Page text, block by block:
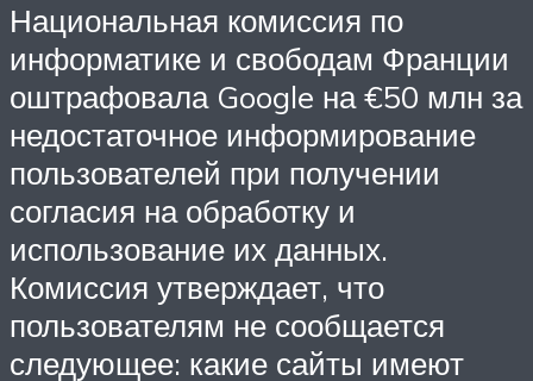
Национальная комиссия по
информатике и свободам Франции
оштрафовала Google на €50 млн за
недостаточное информирование
пользователей при получении
согласия на обработку и
использование их данных.
Комиссия утверждает, что
пользователям не сообщается
следующее: какие сайты имеют